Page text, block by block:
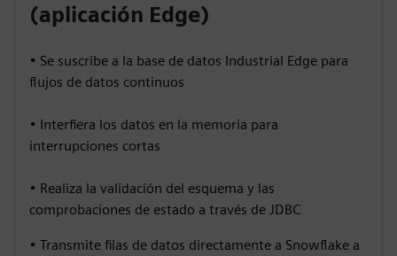
(aplicación Edge)
• Se suscribe a la base de datos Industrial Edge para
flujos de datos continuos
• Interfiera los datos en la memoria para
interrupciones cortas
• Realiza la validación del esquema y las
comprobaciones de estado a través de JDBC
• Transmite filas de datos directamente a Snowflake a